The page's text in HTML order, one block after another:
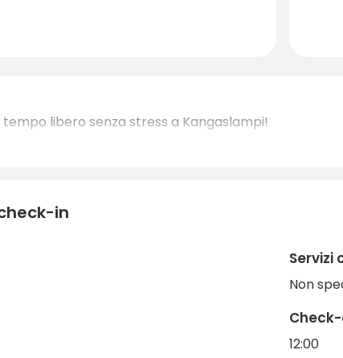
libero senza stress a Kangaslampi!
in
Servizi
Non
12:00